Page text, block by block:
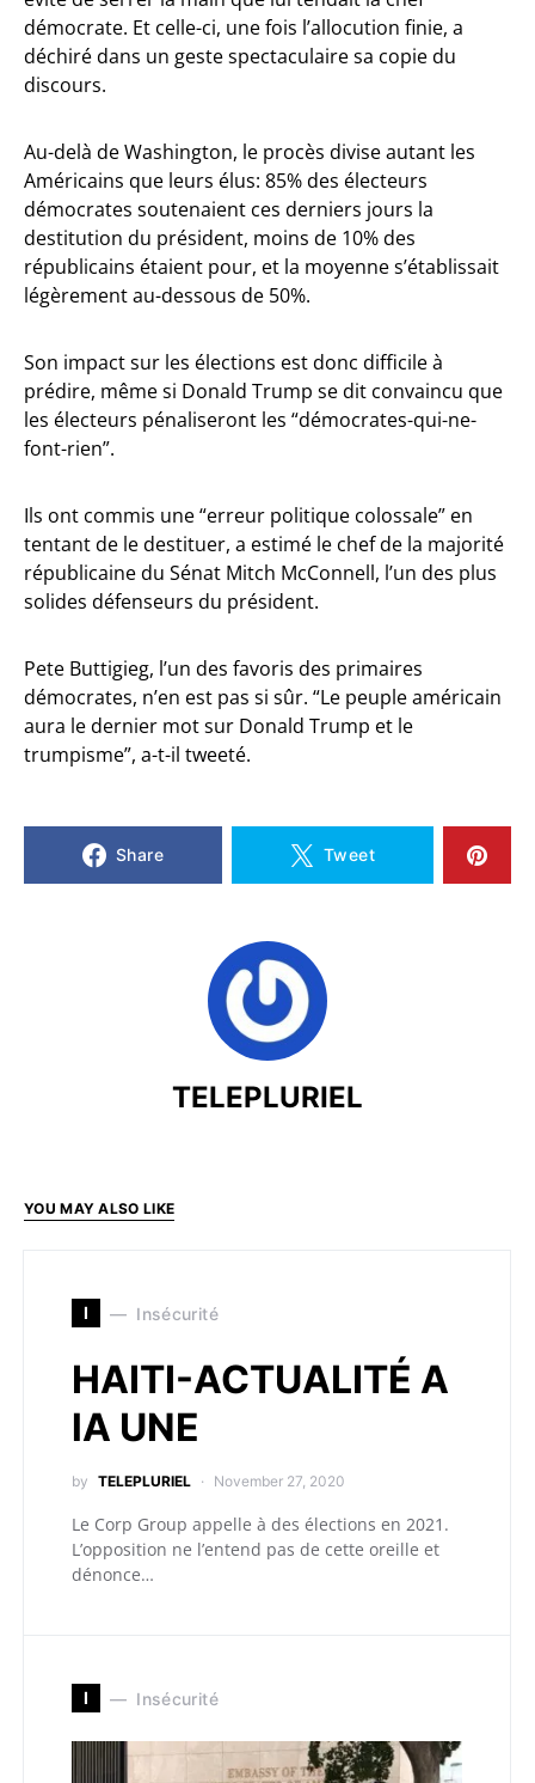
démocrate. Et celle-ci, une fois l’allocution finie, a
déchiré dans un geste spectaculaire sa copie du
discours.
Au-delà de Washington, le procès divise autant les
Américains que leurs élus: 85% des électeurs
démocrates soutenaient ces derniers jours la
destitution du président, moins de 10% des
républicains étaient pour, et la moyenne s’établissait
légèrement au-dessous de 50%.
Son impact sur les élections est donc difficile à
prédire, même si Donald Trump se dit convaincu que
les électeurs pénaliseront les “démocrates-qui-ne-
font-rien”.
Ils ont commis une “erreur politique colossale” en
tentant de le destituer, a estimé le chef de la majorité
républicaine du Sénat Mitch McConnell, l’un des plus
solides défenseurs du président.
Pete Buttigieg, l’un des favoris des primaires
démocrates, n’en est pas si sûr. “Le peuple américain
aura le dernier mot sur Donald Trump et le
trumpisme”, a-t-il tweeté.
Share Tweet
TELEPLURIEL
YOU MAY ALSO LIKE
I Insécurité
HAITI-ACTUALITÉ A
lA UNE
by TELEPLURIEL November 27, 2020
Le Corp Group appelle à des élections en 2021.
L’opposition ne l’entend pas de cette oreille et
dénonce…
I Insécurité